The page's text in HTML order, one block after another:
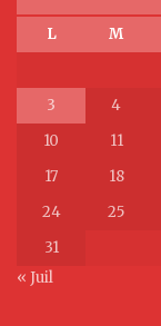
L M
3
4
10
11
17
18
24
25
31
« Juil